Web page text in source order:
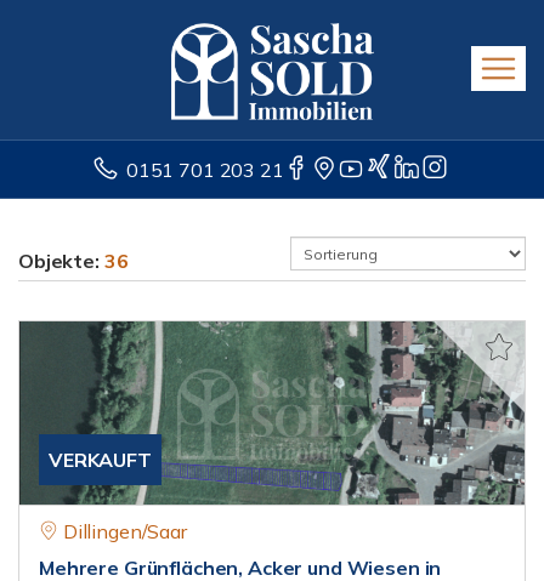
0151 701 203 21
Objekte: 36
VERKAUFT
Dillingen/Saar
Mehrere Grünflächen, Acker und Wiesen in